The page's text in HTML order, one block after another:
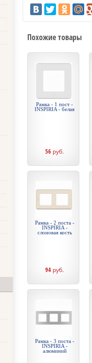
Похожие товары
Рамка - 1 пост -
INSPIRIA - белая
56 руб.
Рамка - 2 поста -
INSPIRIA -
слоновая кость
94 руб.
Рамка - 3 поста -
INSPIRIA -
алюминий